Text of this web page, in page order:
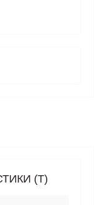
(T)